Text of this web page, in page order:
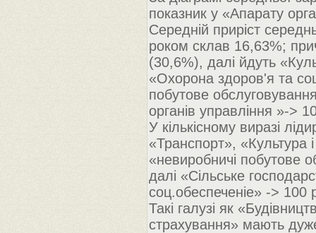
показник у «Апарату
Середній приріст
роком склав 16,63%;
(30,6%), далі йдуть
«Охорона здоров'я та
побутове
органів управління »->
У кількісному виразі
«Транспорт», «Культура
«невиробничі побутове
далі «Сільське
соц.обеспеченіе» -> 100
Такі галузі як
страхування» мають